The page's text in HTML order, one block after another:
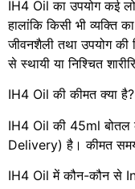
IH4 Oil का उपयोग कई
हालांकि किसी भी व्यक्ति
जीवनशैली तथा उपयोग की
से स्थायी या निश्चित
IH4 Oil की कीमत क्या है?
IH4 Oil की 45ml
Delivery) है। कीमत
IH4 Oil में कौन-कौन से